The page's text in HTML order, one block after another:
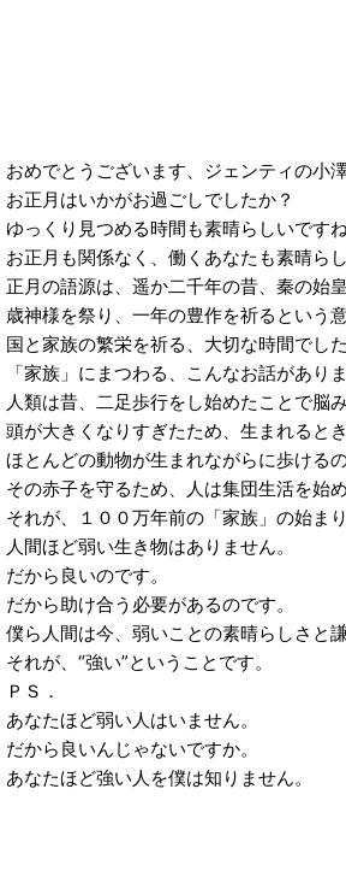
おめでとうございます、ジェンティの小澤
お正月はいかがお過ごしでしたか？
ゆっくり見つめる時間も素晴らしいですね
お正月も関係なく、働くあなたも素晴らし
正月の語源は、遥か二千年の昔、秦の始
歳神様を祭り、一年の豊作を祈るという
国と家族の繁栄を祈る、大切な時間でした
「家族」にまつわる、こんなお話がありま
人類は昔、二足歩行をし始めたことで脳
頭が大きくなりすぎたため、生まれると
ほとんどの動物が生まれながらに歩ける
その赤子を守るため、人は集団生活を始め
それが、１００万年前の「家族」の始まり
人間ほど弱い生き物はありません。
だから良いのです。
だから助け合う必要があるのです。
僕ら人間は今、弱いことの素晴らしさと
それが、“強い”ということです。
ＰＳ．
あなたほど弱い人はいません。
だから良いんじゃないですか。
あなたほど強い人を僕は知りません。